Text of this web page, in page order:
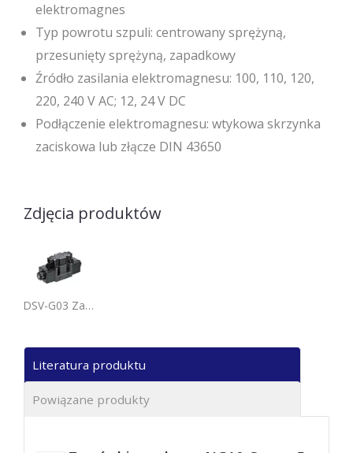
elektromagnes
Typ powrotu szpuli: centrowany sprężyną,
przesunięty sprężyną, zapadkowy
Źródło zasilania elektromagnesu: 100, 110, 120,
220, 240 V AC; 12, 24 V DC
Podłączenie elektromagnesu: wtykowa skrzynka
zaciskowa lub złącze DIN 43650
Zdjęcia produktów
DSV-G03 Zawór sterujący kierunkowy sterowany elektromagnetycznie, przyłącze do skrzynki przyłączeniowej.
Literatura produktu
Powiązane produkty